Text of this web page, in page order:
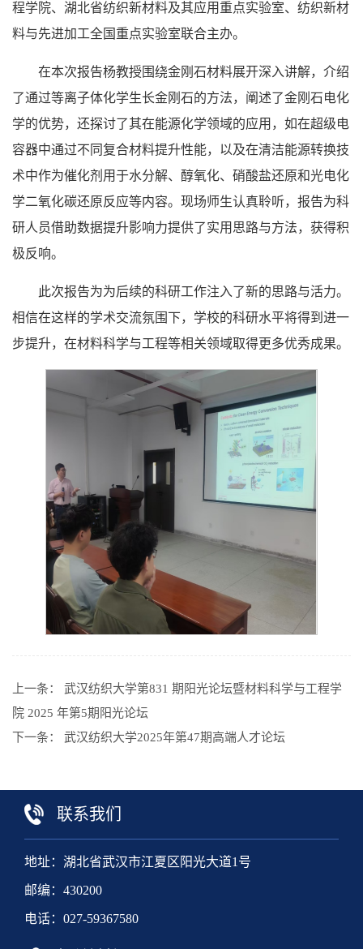
程学院、湖北省纺织新材料及其应用重点实验室、纺织新材
料与先进加工全国重点实验室联合主办。
在本次报告杨教授围绕金刚石材料展开深入讲解，介绍
了通过等离子体化学生长金刚石的方法，阐述了金刚石电化
学的优势，还探讨了其在能源化学领域的应用，如在超级电
容器中通过不同复合材料提升性能，以及在清洁能源转换技
术中作为催化剂用于水分解、醇氧化、硝酸盐还原和光电化
学二氧化碳还原反应等内容。现场师生认真聆听，报告为科
研人员借助数据提升影响力提供了实用思路与方法，获得积
极反响。
此次报告为为后续的科研工作注入了新的思路与活力。
相信在这样的学术交流氛围下，学校的科研水平将得到进一
步提升，在材料科学与工程等相关领域取得更多优秀成果。
上一条： 武汉纺织大学第831 期阳光论坛暨材料科学与工程学
院 2025 年第5期阳光论坛
下一条： 武汉纺织大学2025年第47期高端人才论坛
联系我们
地址：湖北省武汉市江夏区阳光大道1号
邮编：430200
电话：027-59367580